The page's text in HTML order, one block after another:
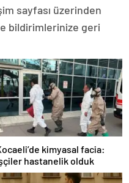
sayfası üzerinden
bildirimlerinize geri
kimyasal facia:
hastanelik olduk